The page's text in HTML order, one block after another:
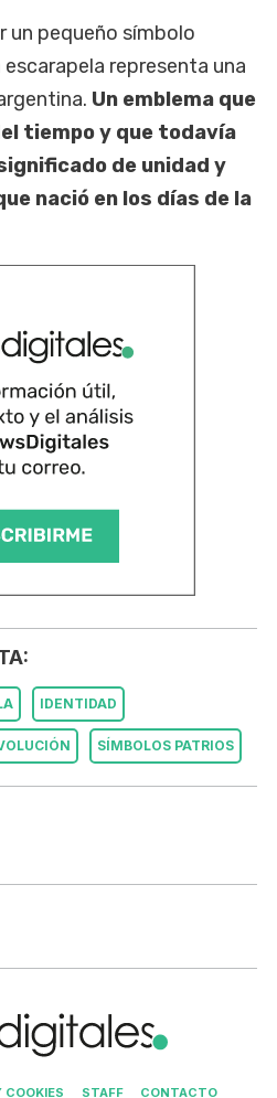
un pequeño símbolo
representa una
Un emblema que
tiempo y que todavía
de unidad y
nació en los días de la
IDENTIDAD
SÍMBOLOS PATRIOS
COOKIES STAFF CONTACTO